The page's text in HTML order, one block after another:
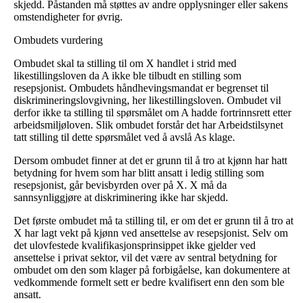
skjedd. Påstanden må støttes av andre opplysninger eller sakens
omstendigheter for øvrig.
Ombudets vurdering
Ombudet skal ta stilling til om X handlet i strid med
likestillingsloven da A ikke ble tilbudt en stilling som
resepsjonist. Ombudets håndhevingsmandat er begrenset til
diskrimineringslovgivning, her likestillingsloven. Ombudet vil
derfor ikke ta stilling til spørsmålet om A hadde fortrinnsrett etter
arbeidsmiljøloven. Slik ombudet forstår det har Arbeidstilsynet
tatt stilling til dette spørsmålet ved å avslå As klage.
Dersom ombudet finner at det er grunn til å tro at kjønn har hatt
betydning for hvem som har blitt ansatt i ledig stilling som
resepsjonist, går bevisbyrden over på X. X må da
sannsynliggjøre at diskriminering ikke har skjedd.
Det første ombudet må ta stilling til, er om det er grunn til å tro at
X har lagt vekt på kjønn ved ansettelse av resepsjonist. Selv om
det ulovfestede kvalifikasjonsprinsippet ikke gjelder ved
ansettelse i privat sektor, vil det være av sentral betydning for
ombudet om den som klager på forbigåelse, kan dokumentere at
vedkommende formelt sett er bedre kvalifisert enn den som ble
ansatt.